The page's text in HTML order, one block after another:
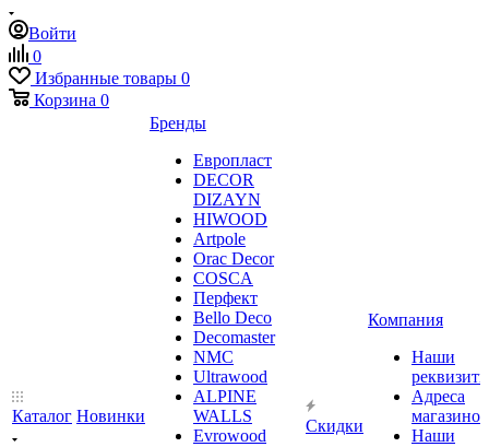
Войти
0
Избранные товары 0
Корзина 0
Каталог Новинки
Бренды
Европласт
DECOR
DIZAYN
HIWOOD
Artpole
Orac Decor
COSCA
Перфект
Bello Deco
Decomaster
NMС
Ultrawood
ALPINE
WALLS
Evrowood
Скидки
Компания
Наши
Адреса
магазинов
Наши